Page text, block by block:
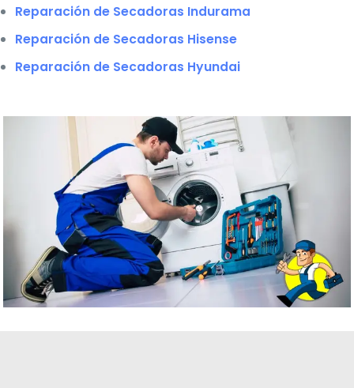
Reparación de Secadoras Indurama
Reparación de Secadoras Hisense
Reparación de Secadoras Hyundai